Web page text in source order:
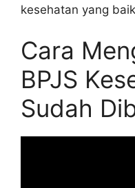
kesehatan yang
Cara
BPJS
Sudah